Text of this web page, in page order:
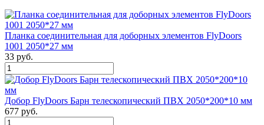
Планка соединительная для доборных элементов FlyDoors
1001 2050*27 мм
33 руб.
Добор FlyDoors Барн телескопический ПВХ 2050*200*10 мм
677 руб.